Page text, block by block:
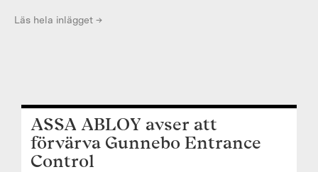
företaget att redogöra för hur man planerar att uppnå
Läs hela inlägget →
ASSA ABLOY avser att
förvärva Gunnebo Entrance
Control